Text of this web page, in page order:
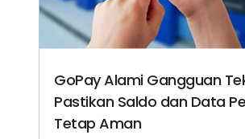
GoPay Alami Gangguan
Pastikan Saldo dan Data
Tetap Aman